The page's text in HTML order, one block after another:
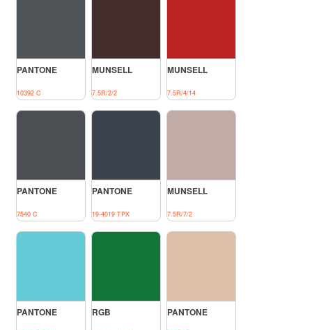
PANTONE
10392 C
MUNSELL
7.5R/2/2
MUNSELL
7.5R/4/14
PANTONE
7540 C
PANTONE
19-4019 TPX
MUNSELL
7.5R/7/2
PANTONE RGB PANTONE